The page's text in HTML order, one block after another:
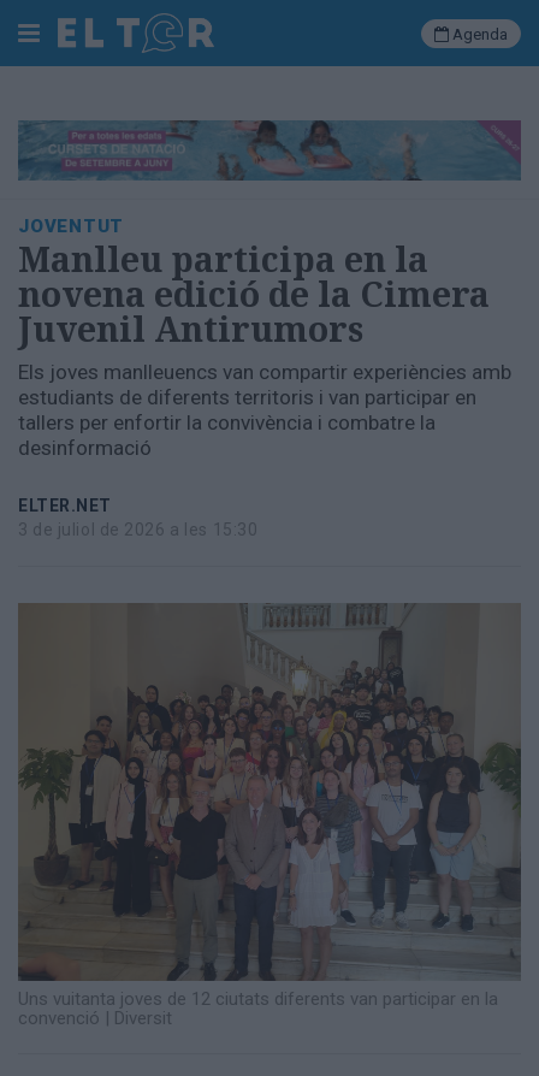
Cerca
Portada
Societat
Política
Municipal
Economia
empresa
Cultura
Esports
Manlleu
notícies
Agenda
JOVENTUT
Manlleu participa en la
novena edició de la Cimera
Juvenil Antirumors
Els joves manlleuencs van compartir experiències amb
estudiants de diferents territoris i van participar en
tallers per enfortir la convivència i combatre la
desinformació
ELTER.NET
3 de juliol de 2026 a les 15:30
Uns vuitanta joves de 12 ciutats diferents van participar en la
convenció | Diversit